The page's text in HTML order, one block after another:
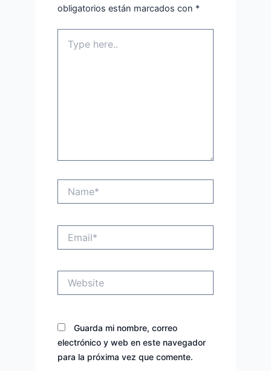
obligatorios están marcados con *
here..
Guarda mi nombre, correo
electrónico y web en este navegador
para la próxima vez que comente.